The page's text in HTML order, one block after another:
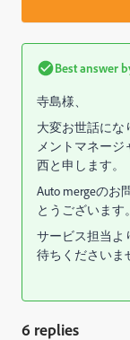
Best answer
寺島様、
大変お世話にな
メントマネージ
西と申します。
Auto mergeのお
とうございます。
サービス担当よ
待ちくださいま
6 replies